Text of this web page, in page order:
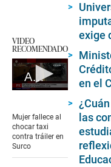
VIDEO
RECOMENDADO
Accidente en Surco: mujer fallece al chocar taxi contra tráiler
of
5
minutes,
32
Mujer fallece al
chocar taxi
contra tráiler en
Surco
exige
en el
las